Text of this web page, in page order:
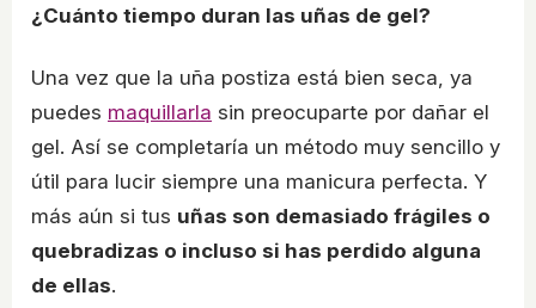
¿Cuánto tiempo duran las uñas de gel?
Una vez que la uña postiza está bien seca, ya
puedes maquillarla sin preocuparte por dañar el
gel. Así se completaría un método muy sencillo y
útil para lucir siempre una manicura perfecta. Y
más aún si tus uñas son demasiado frágiles o
quebradizas o incluso si has perdido alguna
de ellas.